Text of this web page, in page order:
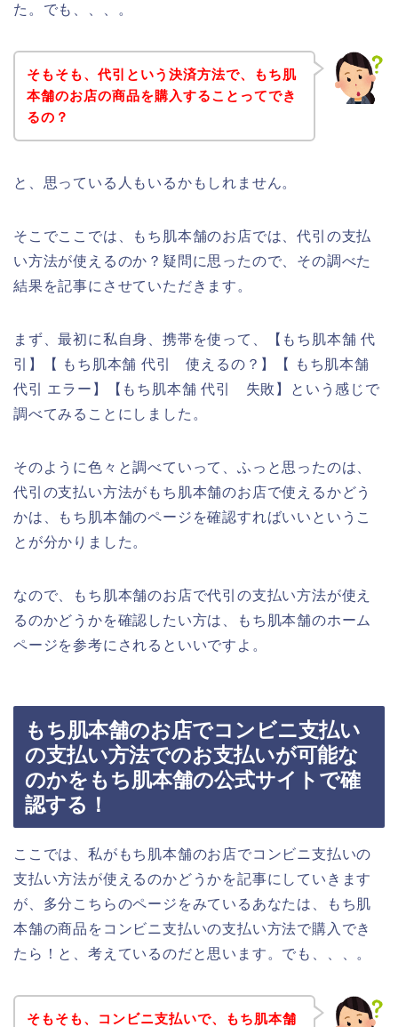
た。でも、、、。
そもそも、代引という決済方法で、もち肌
本舗のお店の商品を購入することってでき
るの？
と、思っている人もいるかもしれません。
そこでここでは、もち肌本舗のお店では、代引の支払
い方法が使えるのか？疑問に思ったので、その調べた
結果を記事にさせていただきます。
まず、最初に私自身、携帯を使って、【もち肌本舗 代
引】【 もち肌本舗 代引 使えるの？】【 もち肌本舗
代引 エラー】【もち肌本舗 代引 失敗】という感じで
調べてみることにしました。
そのように色々と調べていって、ふっと思ったのは、
代引の支払い方法がもち肌本舗のお店で使えるかどう
かは、もち肌本舗のページを確認すればいいというこ
とが分かりました。
なので、もち肌本舗のお店で代引の支払い方法が使え
るのかどうかを確認したい方は、もち肌本舗のホーム
ページを参考にされるといいですよ。
もち肌本舗のお店でコンビニ支払い
の支払い方法でのお支払いが可能な
のかをもち肌本舗の公式サイトで確
認する！
ここでは、私がもち肌本舗のお店でコンビニ支払いの
支払い方法が使えるのかどうかを記事にしていきます
が、多分こちらのページをみているあなたは、もち肌
本舗の商品をコンビニ支払いの支払い方法で購入でき
たら！と、考えているのだと思います。でも、、、。
そもそも、コンビニ支払いで、もち肌本舗